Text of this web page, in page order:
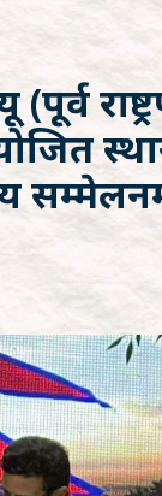
(पूर्व